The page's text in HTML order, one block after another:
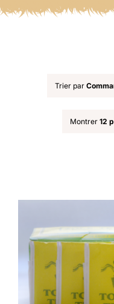
Trier par
Montrer 12